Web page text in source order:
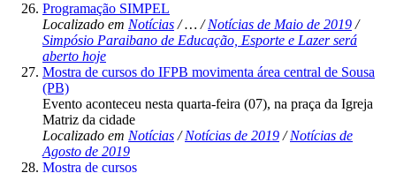
Programação SIMPEL
Localizado em Notícias /…/Notícias de Maio de 2019 /
Simpósio Paraibano de Educação, Esporte e Lazer será
aberto hoje
Mostra de cursos do IFPB movimenta área central de Sousa
(PB)
Evento aconteceu nesta quarta-feira (07), na praça da Igreja
Matriz da cidade
Localizado em Notícias /Notícias de 2019 /Notícias de
Agosto de 2019
Mostra de cursos